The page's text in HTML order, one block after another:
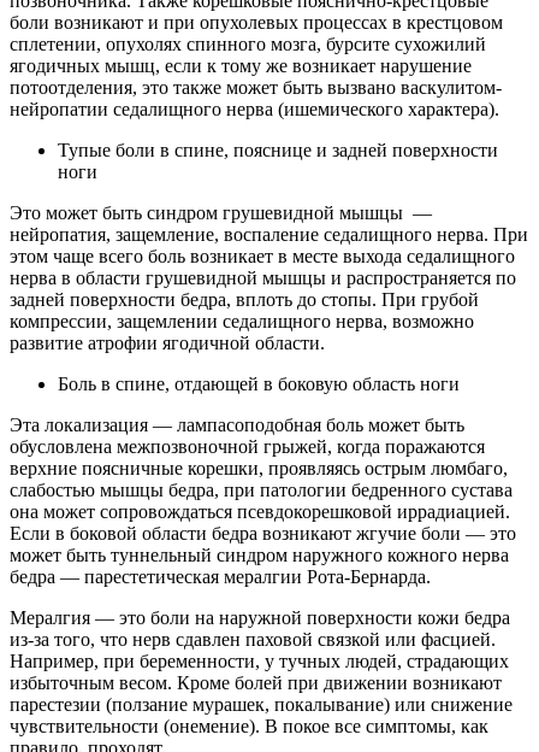
боли возникают и при опухолевых процессах в крестцовом
сплетении, опухолях спинного мозга, бурсите сухожилий
ягодичных мышц, если к тому же возникает нарушение
потоотделения, это также может быть вызвано васкулитом-
нейропатии седалищного нерва (ишемического характера).
Тупые боли в спине, пояснице и задней поверхности
ноги
Это может быть синдром грушевидной мышцы —
нейропатия, защемление, воспаление седалищного нерва. При
этом чаще всего боль возникает в месте выхода седалищного
нерва в области грушевидной мышцы и распространяется по
задней поверхности бедра, вплоть до стопы. При грубой
компрессии, защемлении седалищного нерва, возможно
развитие атрофии ягодичной области.
Боль в спине, отдающей в боковую область ноги
Эта локализация — лампасоподобная боль может быть
обусловлена межпозвоночной грыжей, когда поражаются
верхние поясничные корешки, проявляясь острым люмбаго,
слабостью мышцы бедра, при патологии бедренного сустава
она может сопровождаться псевдокорешковой иррадиацией.
Если в боковой области бедра возникают жгучие боли — это
может быть туннельный синдром наружного кожного нерва
бедра — парестетическая мералгии Рота-Бернарда.
Мералгия — это боли на наружной поверхности кожи бедра
из-за того, что нерв сдавлен паховой связкой или фасцией.
Например, при беременности, у тучных людей, страдающих
избыточным весом. Кроме болей при движении возникают
парестезии (ползание мурашек, покалывание) или снижение
чувствительности (онемение). В покое все симптомы, как